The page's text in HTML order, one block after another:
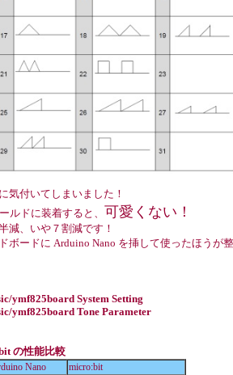
気付いてしまいました！
ルドに装着すると、 可愛くない！
減、いや７割減です！
ボードに Arduino Nano を挿して使ったほうが
ymf825board System Setting
ymf825board Tone Parameter
の性能比較
Nano
micro:bit